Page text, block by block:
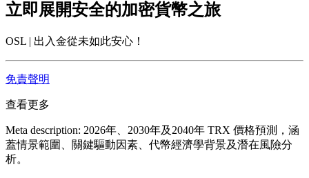
立即展開安全的加密貨幣之旅
OSL | 出入金從未如此安心！
免責聲明
查看更多
Meta description: 2026年、2030年及2040年 TRX 價格預測，涵
蓋情景範圍、關鍵驅動因素、代幣經濟學背景及潛在風險分
析。